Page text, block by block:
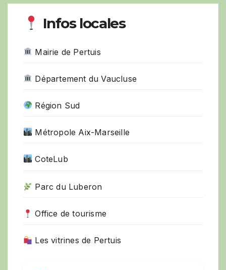
Infos locales
Mairie de Pertuis
Département du Vaucluse
Région Sud
Métropole Aix-Marseille
CoteLub
Parc du Luberon
Office de tourisme
Les vitrines de Pertuis